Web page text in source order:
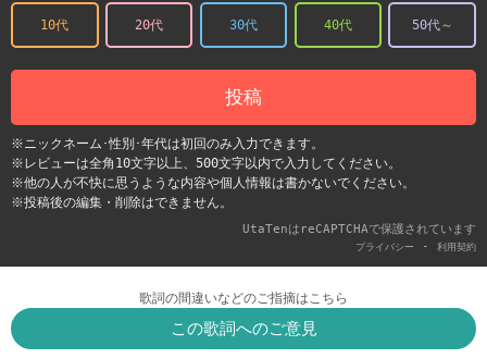
10代 20代 30代 40代 50代～
投稿
※ニックネーム･性別･年代は初回のみ入力できます。
※レビューは全角10文字以上、500文字以内で入力してください。
※他の人が不快に思うような内容や個人情報は書かないでください。
※投稿後の編集・削除はできません。
UtaTenはreCAPTCHAで保護されています
プライバシー - 利用契約
歌詞の間違いなどのご指摘はこちら
この歌詞へのご意見